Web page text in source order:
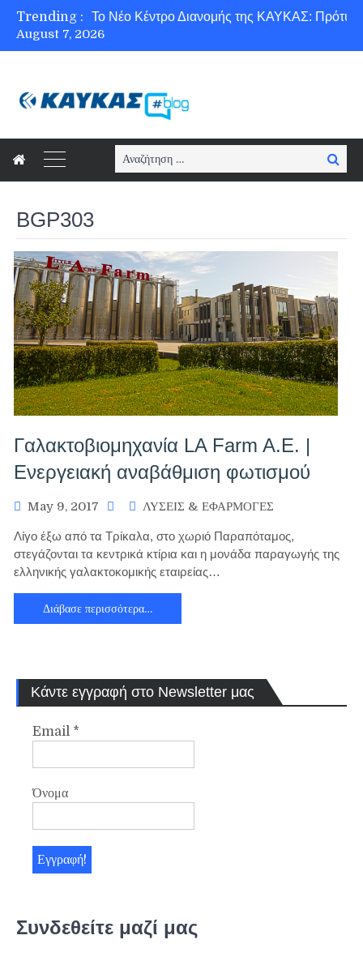
Trending :
Ασφάλεια στο Διαδίκτυο για όλους!
August 7, 2026
Search
for:
BGP303
Γαλακτοβιομηχανία LA Farm A.E. |
Ενεργειακή αναβάθμιση φωτισμού
May 9, 2017 ΛΥΣΕΙΣ & ΕΦΑΡΜΟΓΕΣ
Λίγο έξω από τα Τρίκαλα, στο χωριό Παραπόταμος,
στεγάζονται τα κεντρικά κτίρια και η μονάδα παραγωγής της
ελληνικής γαλακτοκομικής εταιρείας…
Διάβασε περισσότερα…
Κάντε εγγραφή στο Newsletter μας
Email *
Όνομα
Συνδεθείτε μαζί μας